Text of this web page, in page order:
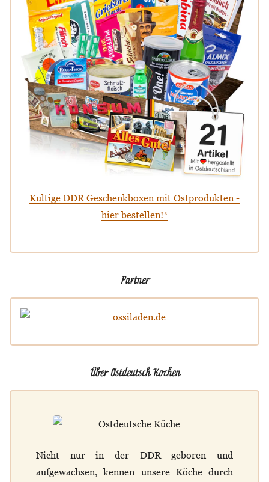
Kultige DDR Geschenkboxen mit Ostprodukten -
hier bestellen!*
Partner
Über Ostdeutsch Kochen
Nicht nur in der DDR geboren und
aufgewachsen, kennen unsere Köche durch